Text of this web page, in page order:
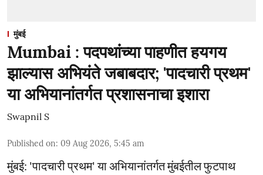
मुंबई
Mumbai : पदपथांच्या पाहणीत हयगय
झाल्यास अभियंते जबाबदार; 'पादचारी प्रथम'
या अभियानांतर्गत प्रशासनाचा इशारा
Swapnil S
Published on: 09 Aug 2026, 5:45 am
मुंबई: 'पादचारी प्रथम' या अभियानांतर्गत मुंबईतील फुटपाथ